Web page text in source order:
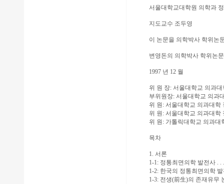
서울대학교대학원 의학과
지도교수 조두영
이 논문을 의학박사 학위논
변영돈의 의학박사 학위논
1997 년 12 월
위 원 장: 서울대학교 의과
부위원장: 서울대학교 의과
위 원: 서울대학교 의과대학
위 원: 서울대학교 의과대학
위 원: 가톨릭대학교 의과대
목차
1. 서론
1-1: 정통최면의학 발전사 . .
1-2: 한국의 정통최면의학 발
1-3: 전생(前生)의 존재유무